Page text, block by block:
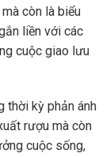
còn là biểu
liền với các
cuộc giao lưu
thời kỳ phản ánh
rượu mà còn
cuộc sống,